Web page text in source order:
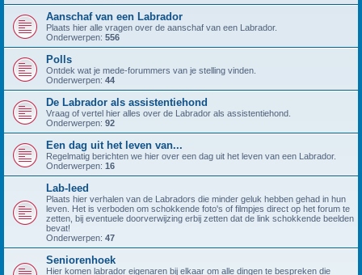
Aanschaf van een Labrador
Plaats hier alle vragen over de aanschaf van een Labrador.
Onderwerpen: 556
Polls
Ontdek wat je mede-forummers van je stelling vinden.
Onderwerpen: 44
De Labrador als assistentiehond
Vraag of vertel hier alles over de Labrador als assistentiehond.
Onderwerpen: 92
Een dag uit het leven van...
Regelmatig berichten we hier over een dag uit het leven van een Labrador.
Onderwerpen: 16
Lab-leed
Plaats hier verhalen van de Labradors die minder geluk hebben gehad in hun
leven. Het is verboden om schokkende foto's of filmpjes direct op het forum te
zetten, bij eventuele doorverwijzing erbij zetten dat de link schokkende beelden
bevat!
Onderwerpen: 47
Seniorenhoek
Hier komen labrador eigenaren bij elkaar om alle dingen te bespreken die